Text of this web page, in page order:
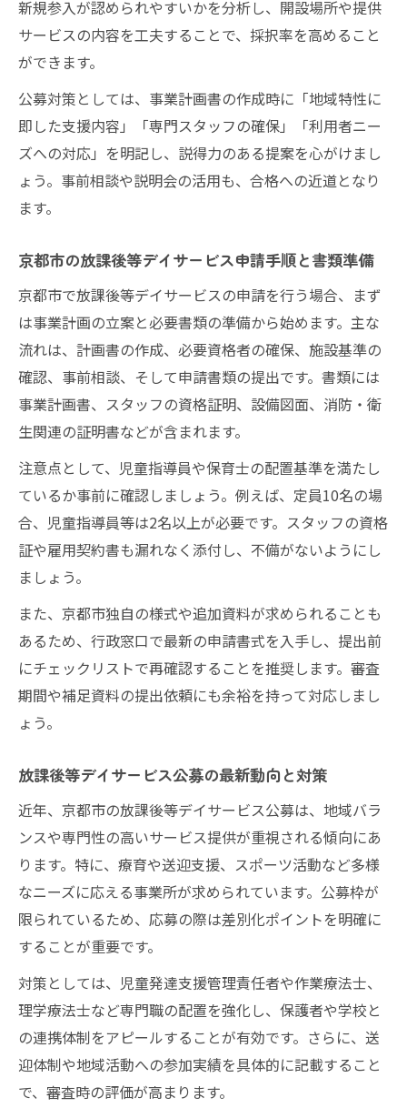
新規参入が認められやすいかを分析し、開設場所や提供
サービスの内容を工夫することで、採択率を高めること
ができます。
公募対策としては、事業計画書の作成時に「地域特性に
即した支援内容」「専門スタッフの確保」「利用者ニー
ズへの対応」を明記し、説得力のある提案を心がけまし
ょう。事前相談や説明会の活用も、合格への近道となり
ます。
京都市の放課後等デイサービス申請手順と書類準備
京都市で放課後等デイサービスの申請を行う場合、まず
は事業計画の立案と必要書類の準備から始めます。主な
流れは、計画書の作成、必要資格者の確保、施設基準の
確認、事前相談、そして申請書類の提出です。書類には
事業計画書、スタッフの資格証明、設備図面、消防・衛
生関連の証明書などが含まれます。
注意点として、児童指導員や保育士の配置基準を満たし
ているか事前に確認しましょう。例えば、定員10名の場
合、児童指導員等は2名以上が必要です。スタッフの資格
証や雇用契約書も漏れなく添付し、不備がないようにし
ましょう。
また、京都市独自の様式や追加資料が求められることも
あるため、行政窓口で最新の申請書式を入手し、提出前
にチェックリストで再確認することを推奨します。審査
期間や補足資料の提出依頼にも余裕を持って対応しまし
ょう。
放課後等デイサービス公募の最新動向と対策
近年、京都市の放課後等デイサービス公募は、地域バラ
ンスや専門性の高いサービス提供が重視される傾向にあ
ります。特に、療育や送迎支援、スポーツ活動など多様
なニーズに応える事業所が求められています。公募枠が
限られているため、応募の際は差別化ポイントを明確に
することが重要です。
対策としては、児童発達支援管理責任者や作業療法士、
理学療法士など専門職の配置を強化し、保護者や学校と
の連携体制をアピールすることが有効です。さらに、送
迎体制や地域活動への参加実績を具体的に記載すること
で、審査時の評価が高まります。